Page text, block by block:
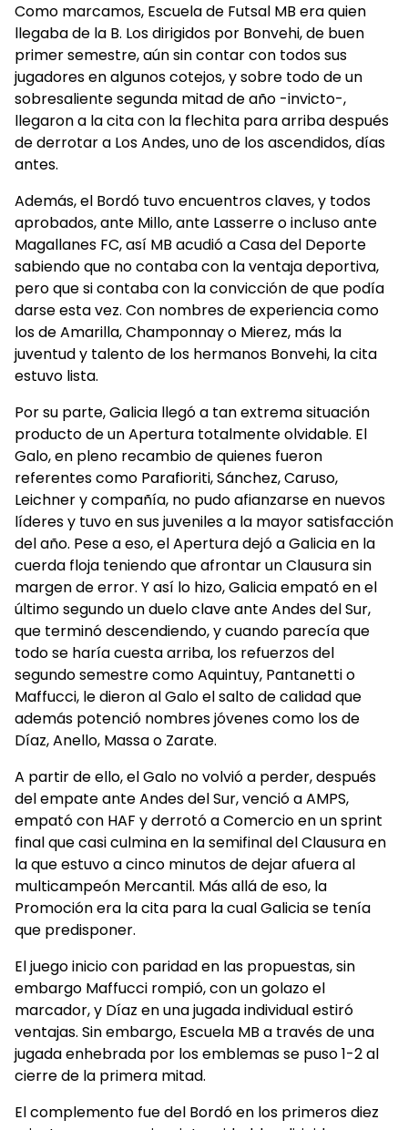
Como marcamos, Escuela de Futsal MB era quien
llegaba de la B. Los dirigidos por Bonvehi, de buen
primer semestre, aún sin contar con todos sus
jugadores en algunos cotejos, y sobre todo de un
sobresaliente segunda mitad de año -invicto-,
llegaron a la cita con la flechita para arriba después
de derrotar a Los Andes, uno de los ascendidos, días
antes.
Además, el Bordó tuvo encuentros claves, y todos
aprobados, ante Millo, ante Lasserre o incluso ante
Magallanes FC, así MB acudió a Casa del Deporte
sabiendo que no contaba con la ventaja deportiva,
pero que si contaba con la convicción de que podía
darse esta vez. Con nombres de experiencia como
los de Amarilla, Champonnay o Mierez, más la
juventud y talento de los hermanos Bonvehi, la cita
estuvo lista.
Por su parte, Galicia llegó a tan extrema situación
producto de un Apertura totalmente olvidable. El
Galo, en pleno recambio de quienes fueron
referentes como Parafioriti, Sánchez, Caruso,
Leichner y compañía, no pudo afianzarse en nuevos
líderes y tuvo en sus juveniles a la mayor satisfacción
del año. Pese a eso, el Apertura dejó a Galicia en la
cuerda floja teniendo que afrontar un Clausura sin
margen de error. Y así lo hizo, Galicia empató en el
último segundo un duelo clave ante Andes del Sur,
que terminó descendiendo, y cuando parecía que
todo se haría cuesta arriba, los refuerzos del
segundo semestre como Aquintuy, Pantanetti o
Maffucci, le dieron al Galo el salto de calidad que
además potenció nombres jóvenes como los de
Díaz, Anello, Massa o Zarate.
A partir de ello, el Galo no volvió a perder, después
del empate ante Andes del Sur, venció a AMPS,
empató con HAF y derrotó a Comercio en un sprint
final que casi culmina en la semifinal del Clausura en
la que estuvo a cinco minutos de dejar afuera al
multicampeón Mercantil. Más allá de eso, la
Promoción era la cita para la cual Galicia se tenía
que predisponer.
El juego inicio con paridad en las propuestas, sin
embargo Maffucci rompió, con un golazo el
marcador, y Díaz en una jugada individual estiró
ventajas. Sin embargo, Escuela MB a través de una
jugada enhebrada por los emblemas se puso 1-2 al
cierre de la primera mitad.
El complemento fue del Bordó en los primeros diez